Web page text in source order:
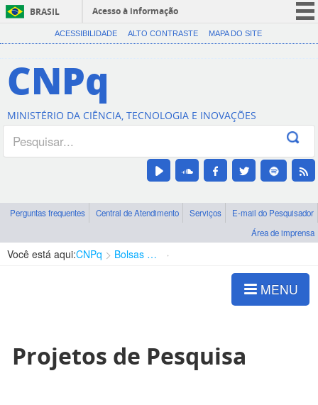
BRASIL
Acesso à informação
CORONAVÍRUS (COVID-19)
Canais
ACESSIBILIDADE ALTO CONTRASTE MAPA DO SITE
CNPq
MINISTÉRIO DA CIÊNCIA, TECNOLOGIA E INOVAÇÕES
Perguntas frequentes Central de Atendimento Serviços
E-mail do Pesquisador
Área de imprensa
Você está aqui:CNPq Bolsas e Auxílios Vigentes
MENU
Projetos de Pesquisa